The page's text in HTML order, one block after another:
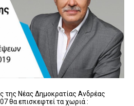
της Νέας Δημοκρατίας Ανδρέας
θα επισκεφτεί τα χωριά :